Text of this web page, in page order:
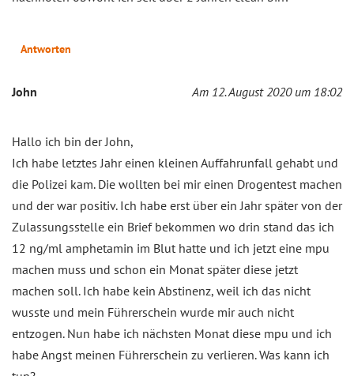
Antworten
John Am 12. August 2020 um 18:02
Hallo ich bin der John,
Ich habe letztes Jahr einen kleinen Auffahrunfall gehabt und
die Polizei kam. Die wollten bei mir einen Drogentest machen
und der war positiv. Ich habe erst über ein Jahr später von der
Zulassungsstelle ein Brief bekommen wo drin stand das ich
12 ng/ml amphetamin im Blut hatte und ich jetzt eine mpu
machen muss und schon ein Monat später diese jetzt
machen soll. Ich habe kein Abstinenz, weil ich das nicht
wusste und mein Führerschein wurde mir auch nicht
entzogen. Nun habe ich nächsten Monat diese mpu und ich
habe Angst meinen Führerschein zu verlieren. Was kann ich